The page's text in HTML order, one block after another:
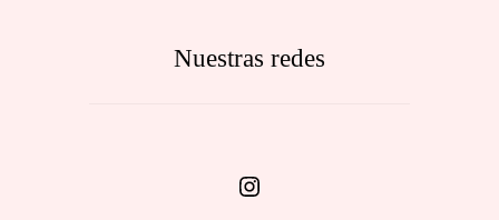
Nuestras redes
Instagram